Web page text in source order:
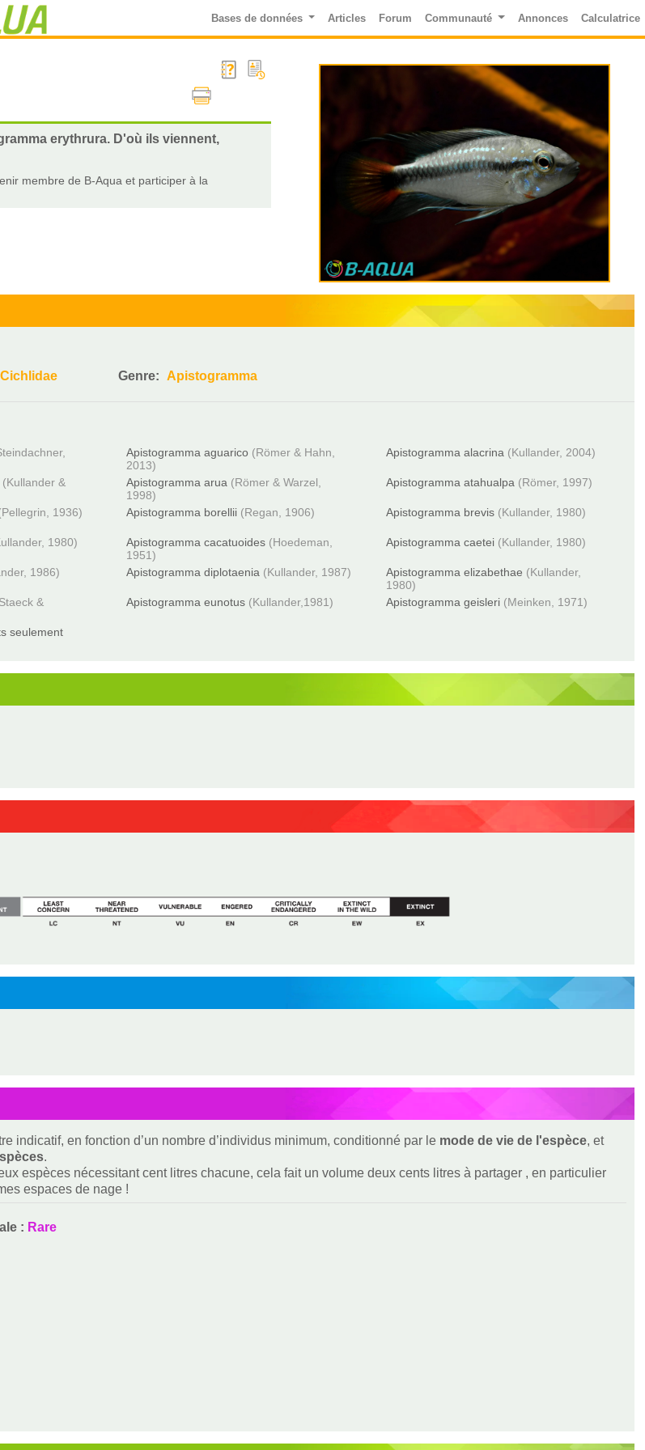
Bases de données Articles Forum Communauté Annonces Calculatrice
erythrura. D'où ils viennent,
membre de B-Aqua et participer à la
Cichlidae Genre: Apistogramma
Apistogramma aguarico (Römer & Hahn,
2013)
Apistogramma alacrina (Kullander, 2004)
(Kullander &
Apistogramma arua (Römer & Warzel,
1998)
Apistogramma atahualpa (Römer, 1997)
1936) Apistogramma borellii (Regan, 1906) Apistogramma brevis (Kullander, 1980)
1980) Apistogramma cacatuoides (Hoedeman,
1951)
Apistogramma caetei (Kullander, 1980)
1986) Apistogramma diplotaenia (Kullander, 1987) Apistogramma elizabethae (Kullander,
1980)
&
Apistogramma eunotus (Kullander,1981) Apistogramma geisleri (Meinken, 1971)
seulement
indicatif, en fonction d’un nombre d’individus minimum, conditionné par le mode de vie de l'espèce, et
.
espèces nécessitant cent litres chacune, cela fait un volume deux cents litres à partager , en particulier
espaces de nage !
: Rare